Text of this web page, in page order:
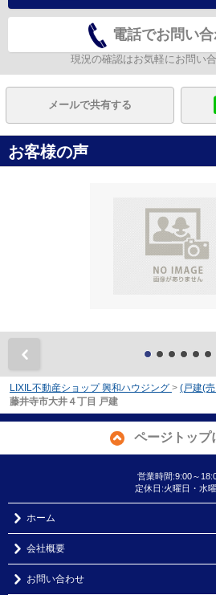
電話でお問い
現況の確認はお気軽にお問い合
メールで共有する
お客様の声
LIXIL不動産ショップ 興和ハウジング > (戸建(
藤井寺市大井４丁目 戸建
ページトップ
営業時間:9:00～
定休日:火曜日・水
ホーム
会社概要
お問い合わせ